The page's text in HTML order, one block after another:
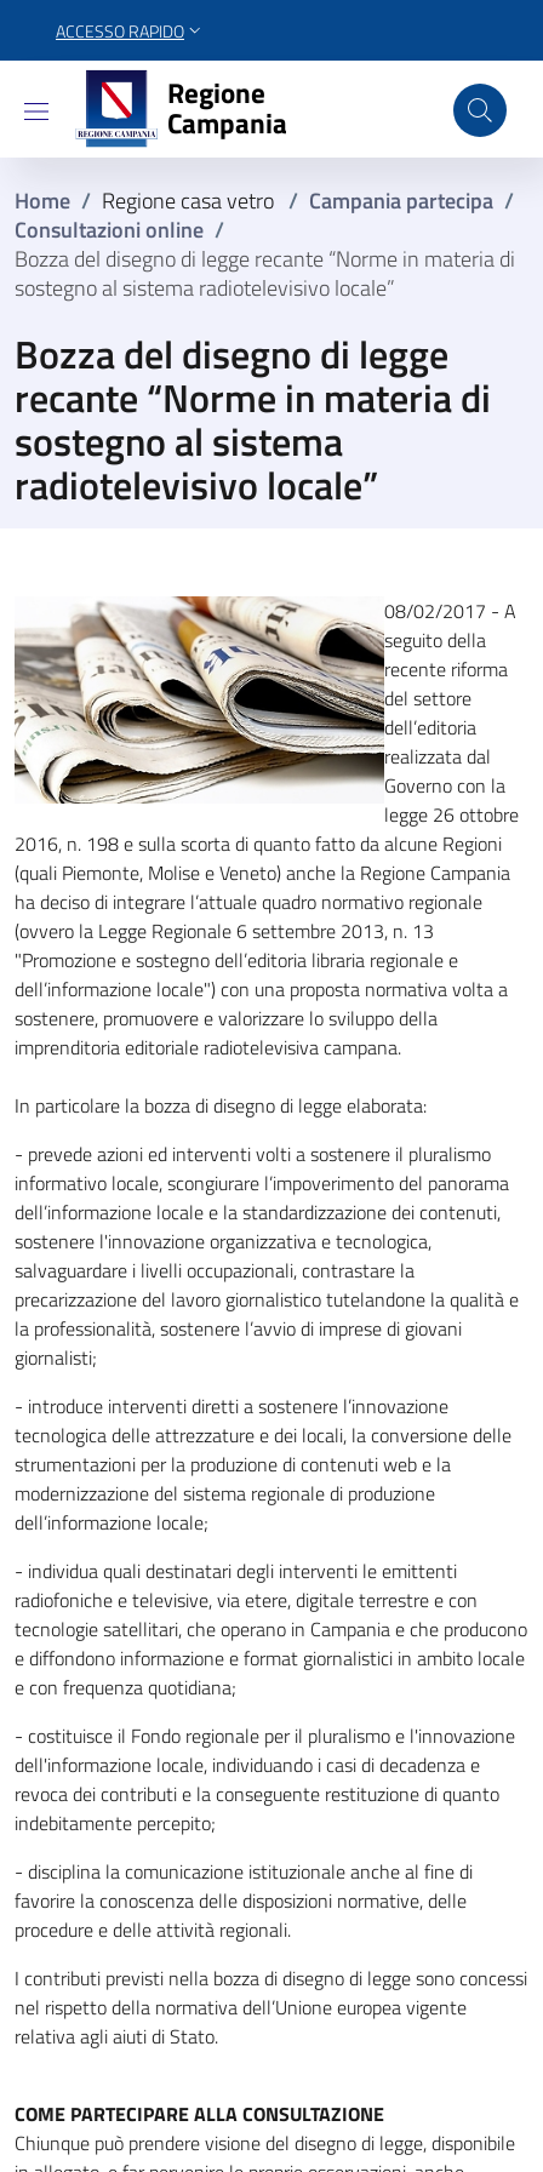
ACCESSO RAPIDO
Regione Campania
Regione
Campania
Home / Regione casa vetro / Campania partecipa /
Consultazioni online /
Bozza del disegno di legge recante “Norme in materia di
sostegno al sistema radiotelevisivo locale”
Bozza del disegno di legge
recante “Norme in materia di
sostegno al sistema
radiotelevisivo locale”
08/02/2017 - A
seguito della
recente riforma
del settore
dell’editoria
realizzata dal
Governo con la
legge 26 ottobre
2016, n. 198 e sulla scorta di quanto fatto da alcune Regioni
(quali Piemonte, Molise e Veneto) anche la Regione Campania
ha deciso di integrare l’attuale quadro normativo regionale
(ovvero la Legge Regionale 6 settembre 2013, n. 13
"Promozione e sostegno dell’editoria libraria regionale e
dell’informazione locale") con una proposta normativa volta a
sostenere, promuovere e valorizzare lo sviluppo della
imprenditoria editoriale radiotelevisiva campana.
In particolare la bozza di disegno di legge elaborata:
- prevede azioni ed interventi volti a sostenere il pluralismo
informativo locale, scongiurare l’impoverimento del panorama
dell’informazione locale e la standardizzazione dei contenuti,
sostenere l'innovazione organizzativa e tecnologica,
salvaguardare i livelli occupazionali, contrastare la
precarizzazione del lavoro giornalistico tutelandone la qualità e
la professionalità, sostenere l’avvio di imprese di giovani
giornalisti;
- introduce interventi diretti a sostenere l’innovazione
tecnologica delle attrezzature e dei locali, la conversione delle
strumentazioni per la produzione di contenuti web e la
modernizzazione del sistema regionale di produzione
dell’informazione locale;
- individua quali destinatari degli interventi le emittenti
radiofoniche e televisive, via etere, digitale terrestre e con
tecnologie satellitari, che operano in Campania e che producono
e diffondono informazione e format giornalistici in ambito locale
e con frequenza quotidiana;
- costituisce il Fondo regionale per il pluralismo e l'innovazione
dell'informazione locale, individuando i casi di decadenza e
revoca dei contributi e la conseguente restituzione di quanto
indebitamente percepito;
- disciplina la comunicazione istituzionale anche al fine di
favorire la conoscenza delle disposizioni normative, delle
procedure e delle attività regionali.
I contributi previsti nella bozza di disegno di legge sono concessi
nel rispetto della normativa dell’Unione europea vigente
relativa agli aiuti di Stato.
COME PARTECIPARE ALLA CONSULTAZIONE
Chiunque può prendere visione del disegno di legge, disponibile